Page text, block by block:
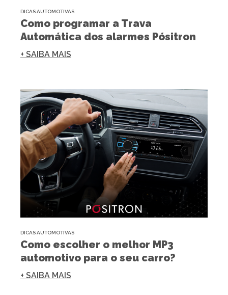
DICAS AUTOMOTIVAS
Como programar a Trava
Automática dos alarmes Pósitron
+ SAIBA MAIS
DICAS AUTOMOTIVAS
Como escolher o melhor MP3
automotivo para o seu carro?
+ SAIBA MAIS